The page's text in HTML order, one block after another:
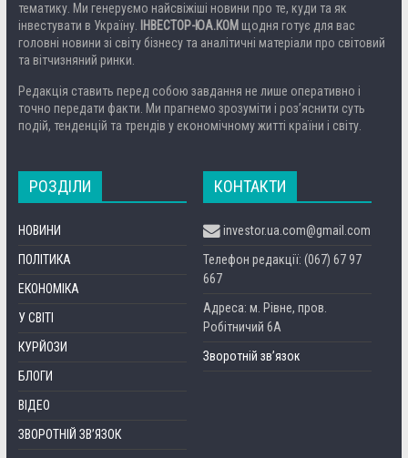
тематику. Ми генеруємо найсвіжіші новини про те, куди та як
інвестувати в Україну. ІНВЕСТОР-ЮА.КОМ щодня готує для вас
головні новини зі світу бізнесу та аналітичні матеріали про світовий
та вітчизняний ринки.
Редакція ставить перед собою завдання не лише оперативно і
точно передати факти. Ми прагнемо зрозуміти і роз’яснити суть
подій, тенденцій та трендів у економічному житті країни і світу.
РОЗДІЛИ
НОВИНИ
ПОЛІТИКА
ЕКОНОМІКА
У СВІТІ
КУРЙОЗИ
БЛОГИ
ВІДЕО
ЗВОРОТНІЙ ЗВ’ЯЗОК
КОНТАКТИ
investor.ua.com@gmail.com
Телефон редакції: (067) 67 97
667
Адреса: м. Рівне, пров.
Робітничий 6А
Зворотній зв’язок